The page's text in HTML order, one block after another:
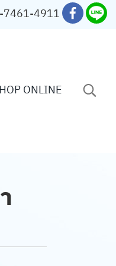
7461-4911
ONLINE